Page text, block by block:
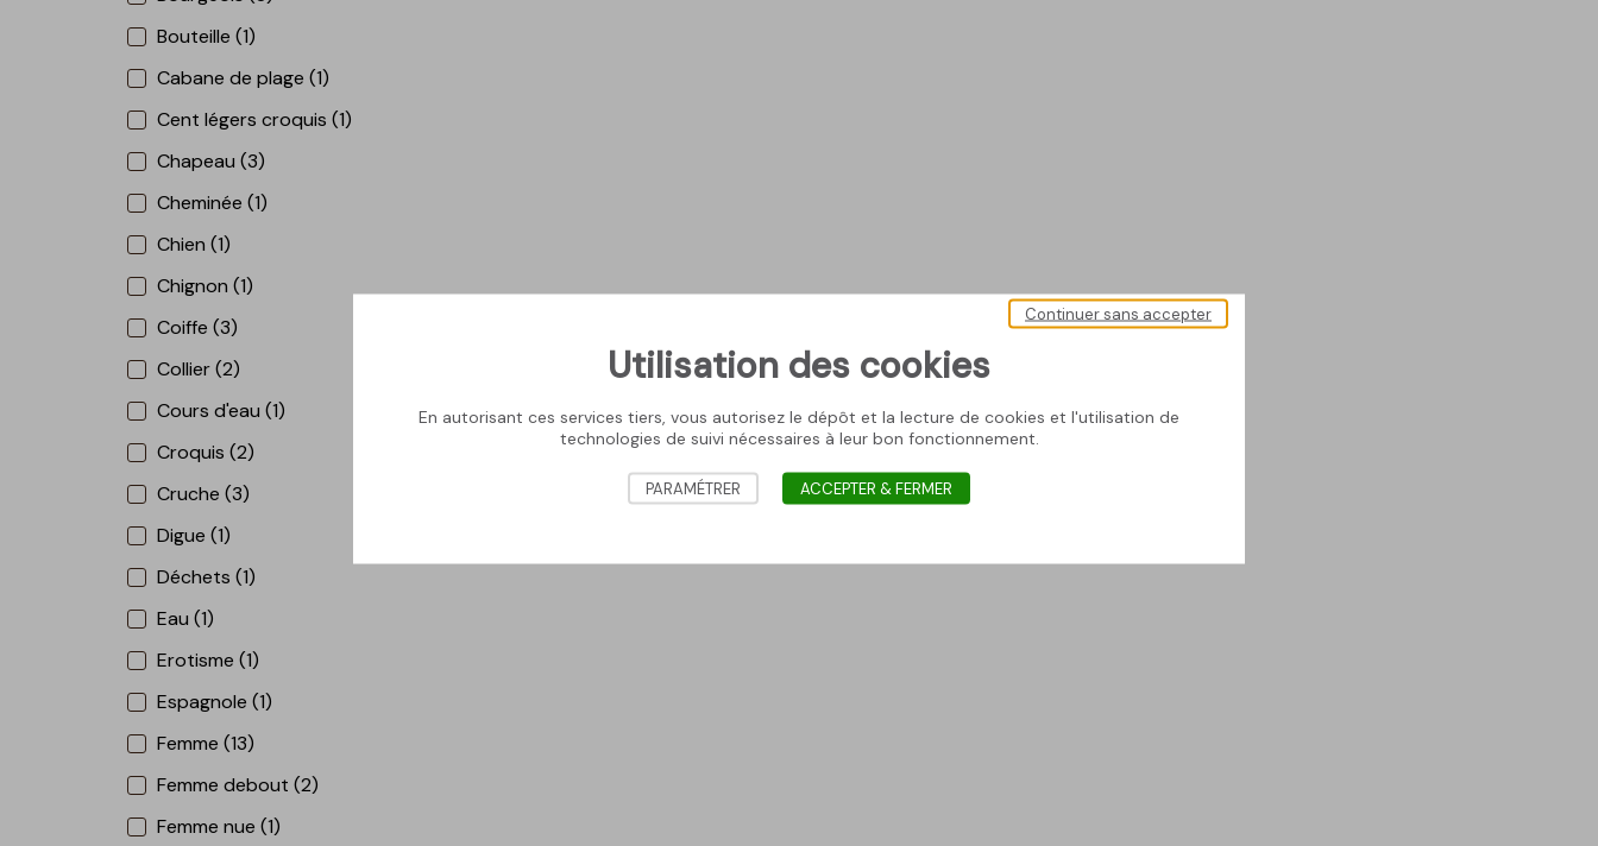
Bouteille (1)
Cabane de plage (1)
Cent légers croquis (1)
Chapeau (3)
Cheminée (1)
Chien (1)
Chignon (1)
Coiffe (3)
Collier (2)
Cours d'eau (1)
Croquis (2)
Cruche (3)
Digue (1)
Déchets (1)
Eau (1)
Erotisme (1)
Espagnole (1)
Femme (13)
Femme debout (2)
Femme nue (1)
Utilisation des cookies
En autorisant ces services tiers, vous autorisez le dépôt et la lecture de cookies et l'utilisation de
technologies de suivi nécessaires à leur bon fonctionnement.
Continuer sans accepter
PARAMÉTRER ACCEPTER & FERMER